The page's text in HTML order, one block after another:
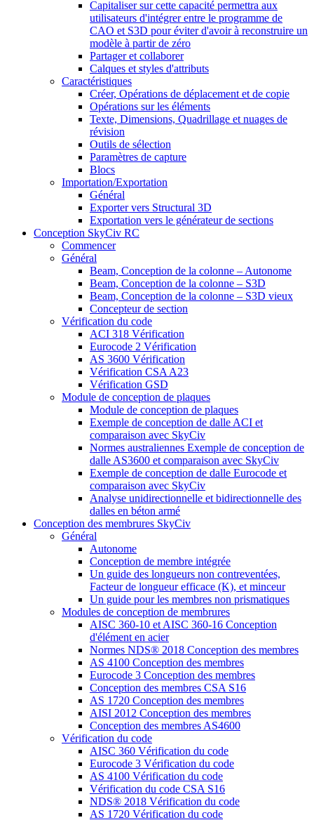
Capitaliser sur cette capacité permettra aux
utilisateurs d'intégrer entre le programme de
CAO et S3D pour éviter d'avoir à reconstruire un
modèle à partir de zéro
Partager et collaborer
Calques et styles d'attributs
Caractéristiques
Créer, Opérations de déplacement et de copie
Opérations sur les éléments
Texte, Dimensions, Quadrillage et nuages ​​de
révision
Outils de sélection
Paramètres de capture
Blocs
Importation/Exportation
Général
Exporter vers Structural 3D
Exportation vers le générateur de sections
Conception SkyCiv RC
Commencer
Général
Beam, Conception de la colonne – Autonome
Beam, Conception de la colonne – S3D
Beam, Conception de la colonne – S3D vieux
Concepteur de section
Vérification du code
ACI 318 Vérification
Eurocode 2 Vérification
AS 3600 Vérification
Vérification CSA A23
Vérification GSD
Module de conception de plaques
Module de conception de plaques
Exemple de conception de dalle ACI et
comparaison avec SkyCiv
Normes australiennes Exemple de conception de
dalle AS3600 et comparaison avec SkyCiv
Exemple de conception de dalle Eurocode et
comparaison avec SkyCiv
Analyse unidirectionnelle et bidirectionnelle des
dalles en béton armé
Conception des membrures SkyCiv
Général
Autonome
Conception de membre intégrée
Un guide des longueurs non contreventées,
Facteur de longueur efficace (K), et minceur
Un guide pour les membres non prismatiques
Modules de conception de membrures
AISC 360-10 et AISC 360-16 Conception
d'élément en acier
Normes NDS® 2018 Conception des membres
AS 4100 Conception des membres
Eurocode 3 Conception des membres
Conception des membres CSA S16
AS 1720 Conception des membres
AISI 2012 Conception des membres
Conception des membres AS4600
Vérification du code
AISC 360 Vérification du code
Eurocode 3 Vérification du code
AS 4100 Vérification du code
Vérification du code CSA S16
NDS® 2018 Vérification du code
AS 1720 Vérification du code